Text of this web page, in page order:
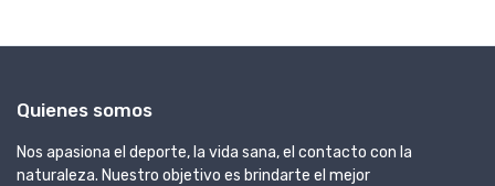
Quienes somos
Nos apasiona el deporte, la vida sana, el contacto con la
naturaleza. Nuestro objetivo es brindarte el mejor